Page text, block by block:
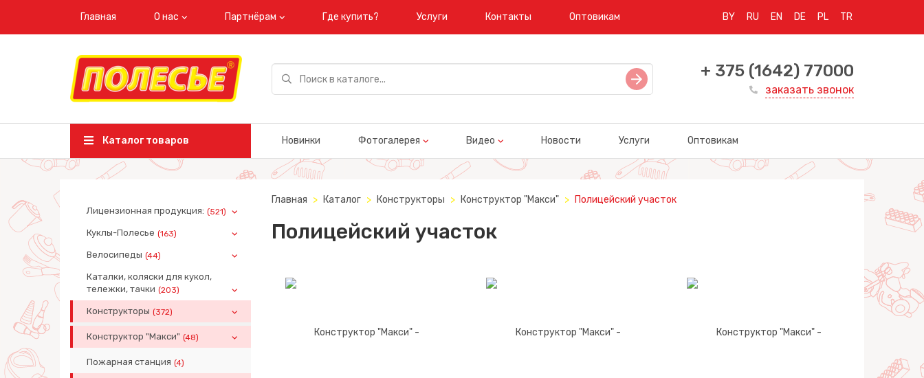
Главная О нас Партнёрам Где купить? Услуги Контакты Оптовикам BY RU EN DE PL TR
+ 375 (1642) 77000
заказать звонок
Каталог товаров Новинки Фотогалерея Видео Новости Услуги Оптовикам
Лицензионная продукция: (521)
Куклы-Полесье (163)
Велосипеды (44)
Каталки, коляски для кукол,
тележки, тачки (203)
Конструкторы (372)
Конструктор "Макси" (48)
Пожарная станция (4)
Главная Каталог Конструкторы Конструктор "Макси" Полицейский участок
Полицейский участок